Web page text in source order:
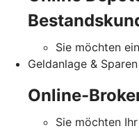
Sie möchten
Geldanlage & Sparen
Online-
Sie möchten